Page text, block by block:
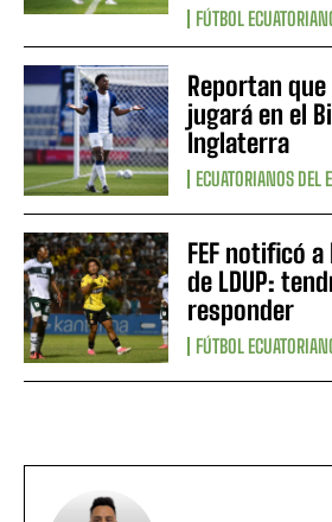
FÚTBOL
Reportan
jugará en el
Inglaterra
ECUATORIANOS DEL
FEF notificó
de LDUP:
responder
FÚTBOL